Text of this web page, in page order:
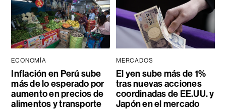
ECONOMÍA
Inflación en Perú sube
más de lo esperado por
aumento en precios de
alimentos y transporte
MERCADOS
El yen sube más de 1%
tras nuevas acciones
coordinadas de EE.UU. y
Japón en el mercado